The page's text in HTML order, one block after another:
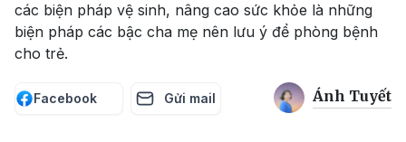
các biện pháp vệ sinh, nâng cao sức khỏe là những
biện pháp các bậc cha mẹ nên lưu ý để phòng bệnh
cho trẻ.
Facebook Gửi mail Ánh Tuyết